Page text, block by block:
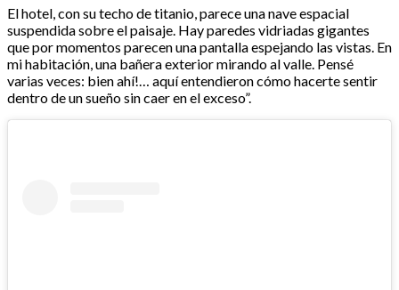
El hotel, con su techo de titanio, parece una nave espacial
suspendida sobre el paisaje. Hay paredes vidriadas gigantes
que por momentos parecen una pantalla espejando las vistas. En
mi habitación, una bañera exterior mirando al valle. Pensé
varias veces: bien ahí!… aquí entendieron cómo hacerte sentir
dentro de un sueño sin caer en el exceso”.